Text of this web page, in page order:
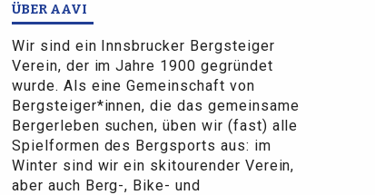
ÜBER AAVI
Wir sind ein Innsbrucker Bergsteiger
Verein, der im Jahre 1900 gegründet
wurde. Als eine Gemeinschaft von
Bergsteiger*innen, die das gemeinsame
Bergerleben suchen, üben wir (fast) alle
Spielformen des Bergsports aus: im
Winter sind wir ein skitourender Verein,
aber auch Berg-, Bike- und